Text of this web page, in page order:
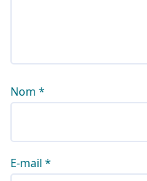
Nom *
E-mail *